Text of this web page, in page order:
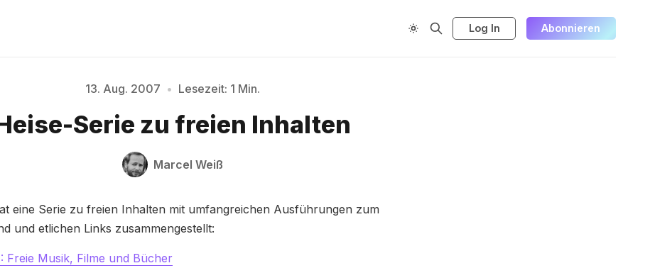
Log In Abonnieren
Bitte geben Sie mindestens 3 Zeichen ein
13. Aug. 2007 • Lesezeit: 1 Min.
Serie zu freien Inhalten
Marcel Weiß
eine Serie zu freien Inhalten mit umfangreichen Ausführungen zum
und etlichen Links zusammengestellt:
Freie Musik, Filme und Bücher